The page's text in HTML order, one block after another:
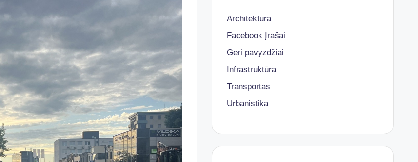
Architektūra
Facebook Įrašai
Geri pavyzdžiai
Infrastruktūra
Transportas
Urbanistika